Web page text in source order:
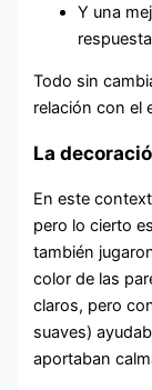
Y una
Todo sin
relación con el
La
En este
pero lo cierto
también
color de las
claros, pero
suaves)
aportaban